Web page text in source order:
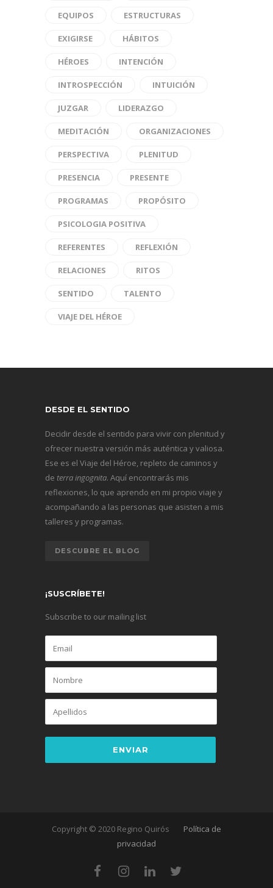
EQUIPOS ESTRUCTURAS
EXIGIRSE HÁBITOS
HÉROES INTENCIÓN
INTROSPECCIÓN INTUICIÓN
JUZGAR LIDERAZGO
MEDITACIÓN ORGANIZACIONES
PERSPECTIVA PLENITUD
PRESENCIA PRESENTE
PROGRAMAS PROPÓSITO
PSICOLOGIA POSITIVA
REFERENTES REFLEXIÓN
RELACIONES RITOS
SENTIDO TALENTO
VIAJE DEL HÉROE
DESDE EL SENTIDO
Decidir desde el sentido para vivir con plenitud y
ofrecer nuestra versión más auténtica y valiosa.
Ese es el Viaje del Héroe, repleto de caminos y
de terra ingognita. Aquí encontrarás mis
reflexiones, lo que aprendo en mi propio viaje y
acompañando a las personas que asisten a mis
talleres y programas.
DESCUBRE EL BLOG
¡SUSCRÍBETE!
Subscribe to our mailing list
Copyright © 2020 Regino Quirós
Política de
privacidad